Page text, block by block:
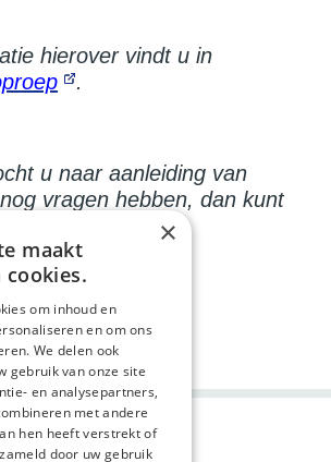
hierover vindt u in
.
u naar aanleiding van
vragen hebben, dan kunt
×
maakt
cookies.
om inhoud en
en om ons
We delen ook
gebruik van onze site
en analysepartners,
met andere
hen heeft verstrekt of
door uw gebruik